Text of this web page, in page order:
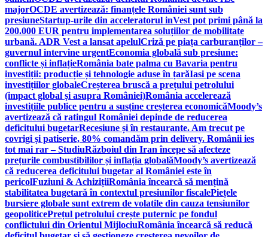
majorOCDE avertizează: finanțele României sunt sub
presiuneStartup-urile din acceleratorul inVest pot primi până la
200.000 EUR pentru implementarea soluțiilor de mobilitate
urbană. ADR Vest a lansat apelulCriză pe piața carburanților –
guvernul intervine urgentEconomia globală sub presiune:
conflicte și inflațieRomânia bate palma cu Bavaria pentru
investiții: producție și tehnologie aduse în țarăIasi pe scena
investițiilor globaleCreșterea bruscă a prețului petrolului
(impact global și asupra României)România accelerează
investițiile publice pentru a susține creșterea economicăMoody’s
avertizează că ratingul României depinde de reducerea
deficitului bugetarRecesiune și în restaurante. Am trecut pe
covrigi și patiserie, 80% comandăm prin delivery. Românii ies
tot mai rar – StudiuRăzboiul din Iran începe să afecteze
prețurile combustibililor și inflația globalăMoody’s avertizează
că reducerea deficitului bugetar al României este în
pericolFuziuni & AchizițiiRomânia încearcă să mențină
stabilitatea bugetară în contextul presiunilor fiscalePiețele
bursiere globale sunt extrem de volatile din cauza tensiunilor
geopoliticePrețul petrolului crește puternic pe fondul
conflictului din Orientul MijlociuRomânia încearcă să reducă